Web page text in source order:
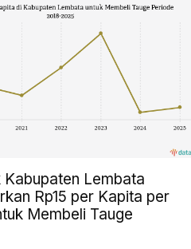
Kabupaten Lembata
Rp15 per Kapita per
Membeli Tauge